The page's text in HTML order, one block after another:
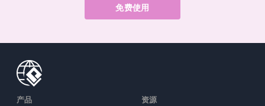
免费使用
产品 资源